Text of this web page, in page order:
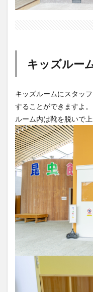
キッズルー
キッズルームにスタッ
することができますよ。
ルーム内は靴を脱いで上